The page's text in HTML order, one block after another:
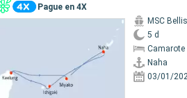
Pague en 4X
MSC
5 d
Naha
03/01/